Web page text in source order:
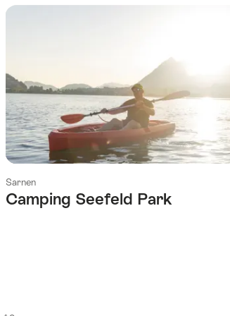
Sarnen
Camping Seefeld Park